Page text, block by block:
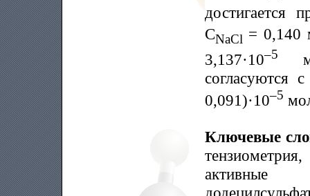
достигается
CNaCl = 0,140
3,137·10–5
согласуются
0,091)·10–5
Ключевые
активные